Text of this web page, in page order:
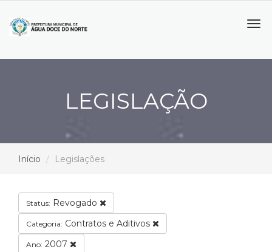
LEGISLAÇÃO
Início Legislações
Status: Revogado
Categoria: Contratos e Aditivos
Ano: 2007